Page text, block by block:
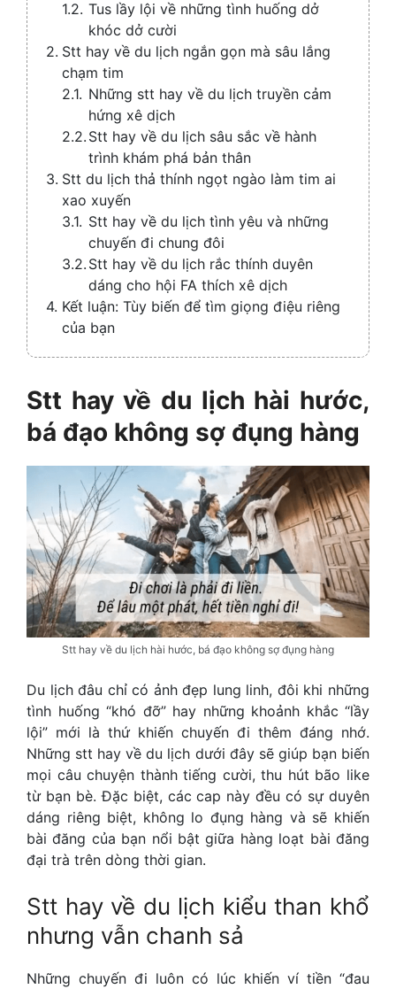
Tus lầy lội về những tình huống dở
khóc dở cười
Stt hay về du lịch ngắn gọn mà sâu lắng
chạm tim
Những stt hay về du lịch truyền cảm
hứng xê dịch
Stt hay về du lịch sâu sắc về hành
trình khám phá bản thân
Stt du lịch thả thính ngọt ngào làm tim ai
xao xuyến
Stt hay về du lịch tình yêu và những
chuyến đi chung đôi
Stt hay về du lịch rắc thính duyên
dáng cho hội FA thích xê dịch
Kết luận: Tùy biến để tìm giọng điệu riêng
của bạn
Stt hay về du lịch hài hước,
bá đạo không sợ đụng hàng
Stt hay về du lịch hài hước, bá đạo không sợ đụng hàng
Du lịch đâu chỉ có ảnh đẹp lung linh, đôi khi những
tình huống “khó đỡ” hay những khoảnh khắc “lầy
lội” mới là thứ khiến chuyến đi thêm đáng nhớ.
Những stt hay về du lịch dưới đây sẽ giúp bạn biến
mọi câu chuyện thành tiếng cười, thu hút bão like
từ bạn bè. Đặc biệt, các cap này đều có sự duyên
dáng riêng biệt, không lo đụng hàng và sẽ khiến
bài đăng của bạn nổi bật giữa hàng loạt bài đăng
đại trà trên dòng thời gian.
Stt hay về du lịch kiểu than khổ
nhưng vẫn chanh sả
Những chuyến đi luôn có lúc khiến ví tiền “đau